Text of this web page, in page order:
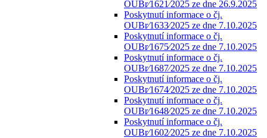
OUBr⁄1621⁄2025 ze dne 26.9.2025
Poskytnutí informace o čj.
OUBr⁄1633⁄2025 ze dne 7.10.2025
Poskytnutí informace o čj.
OUBr⁄1675⁄2025 ze dne 7.10.2025
Poskytnutí informace o čj.
OUBr⁄1687⁄2025 ze dne 7.10.2025
Poskytnutí informace o čj.
OUBr⁄1674⁄2025 ze dne 7.10.2025
Poskytnutí informace o čj.
OUBr⁄1648⁄2025 ze dne 7.10.2025
Poskytnutí informace o čj.
OUBr⁄1602⁄2025 ze dne 7.10.2025